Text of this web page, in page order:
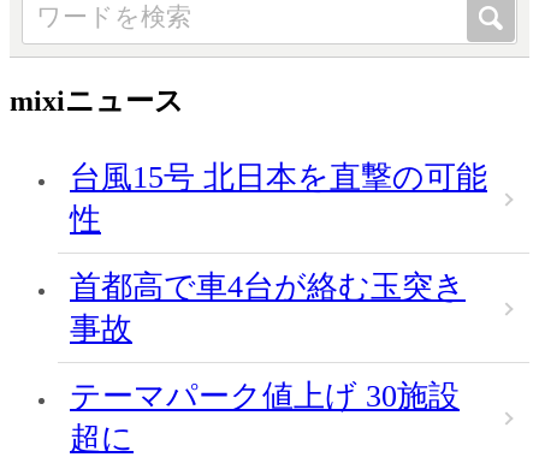
mixiニュース
台風15号 北日本を直撃の可能
性
首都高で車4台が絡む玉突き
事故
テーマパーク値上げ 30施設
超に